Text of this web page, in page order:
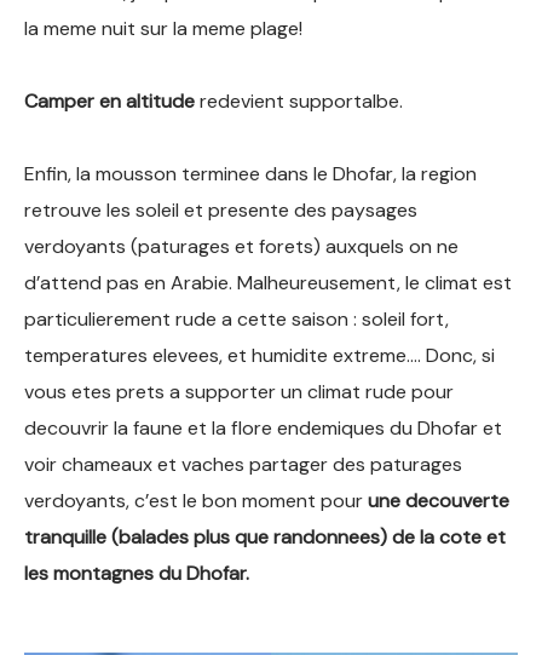
la meme nuit sur la meme plage!
Camper en altituderedevient supportalbe.
Enfin, la mousson terminee dans le Dhofar, la region
retrouve les soleil et presente des paysages
verdoyants (paturages et forets) auxquels on ne
d’attend pas en Arabie. Malheureusement, le climat est
particulierement rude a cette saison : soleil fort,
temperatures elevees, et humidite extreme…. Donc, si
vous etes prets a supporter un climat rude pour
decouvrir la faune et la flore endemiques du Dhofar et
voir chameaux et vaches partager des paturages
verdoyants, c’est le bon moment pourune decouverte
tranquille (balades plus que randonnees) de la cote et
les montagnes du Dhofar.